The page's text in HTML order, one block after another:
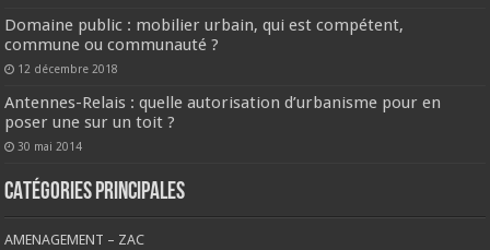
Domaine public : mobilier urbain, qui est compétent,
commune ou communauté ?
12 décembre 2018
Antennes-Relais : quelle autorisation d’urbanisme pour en
poser une sur un toit ?
30 mai 2014
CATÉGORIES PRINCIPALES
AMENAGEMENT – ZAC